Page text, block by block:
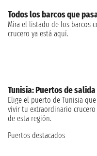
Todos los barcos que
Mira el listado de los barcos
crucero ya está aquí.
Tunisia: Puertos de salida
Elige el puerto de Tunisia
vivir tu extraordinario
de esta región.
Puertos destacados